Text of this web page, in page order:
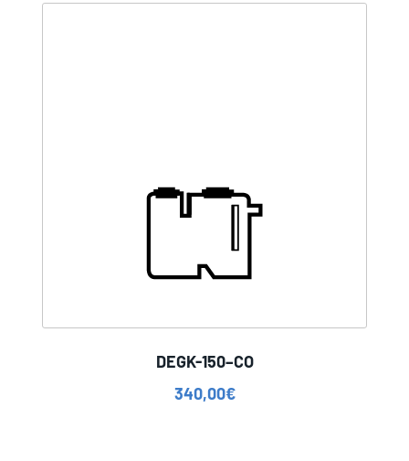
DEGK-150–CO
340,00€